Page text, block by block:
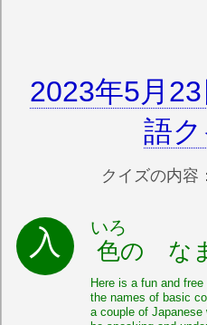
2023年5月
語
クイズの内容
色
いろ
の な
Here is a fun and
the names of basic
a couple of